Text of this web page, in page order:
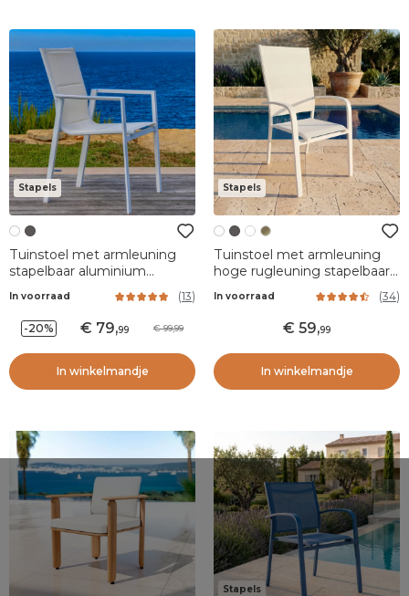
Stapels
Tuinstoel met armleuning
stapelbaar aluminium
In voorraad (13)
-20% 79,99 99,99
In winkelmandje
Stapels
Tuinstoel met armleuning
hoge rugleuning stapelbaar
In voorraad (34)
59,99
In winkelmandje
Stapels